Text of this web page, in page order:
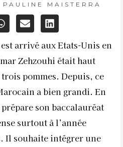
PAULINE MAISTERRA
arrivé aux Etats-Unis en
Zehzouhi était haut
trois pommes. Depuis, ce
a bien grandi. En
son baccalauréat
surtout à l’année
Il souhaite intégrer une